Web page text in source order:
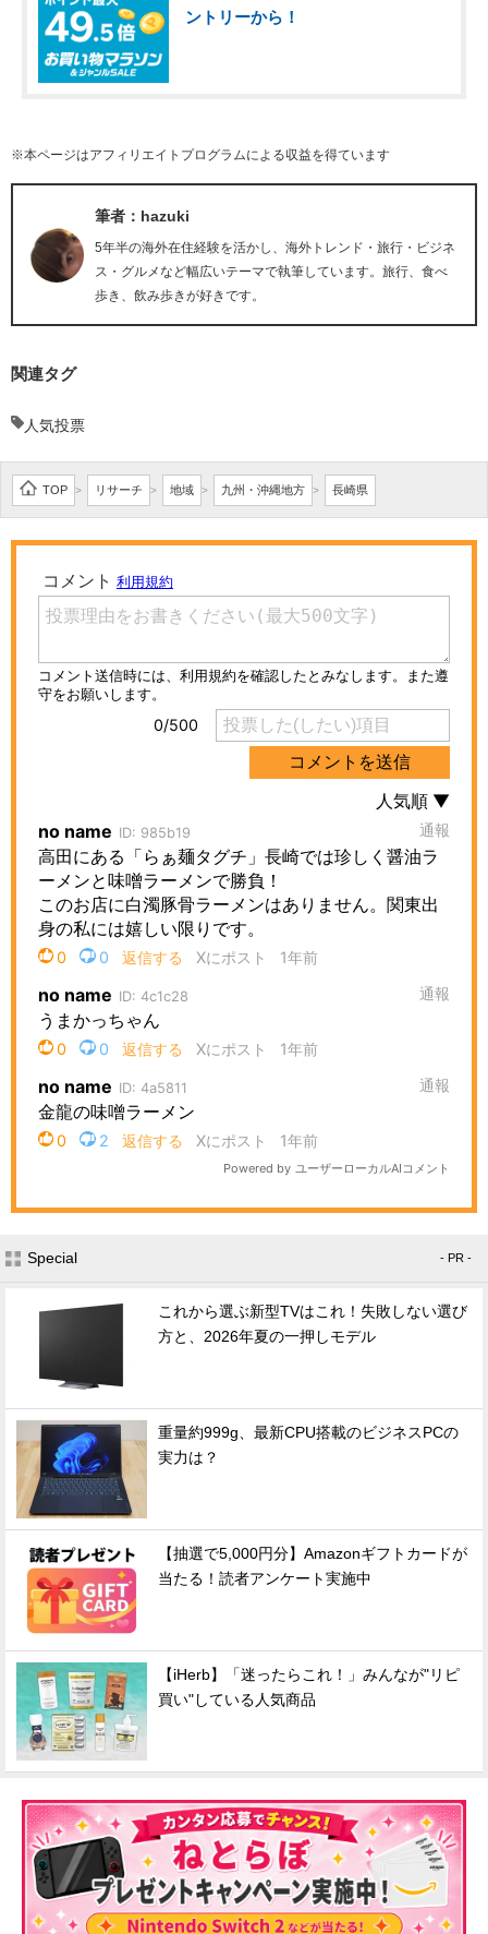
ントリーから！
※本ページはアフィリエイトプログラムによる収益を得ています
筆者：hazuki
5年半の海外在住経験を活かし、海外トレンド・旅行・ビジネ
ス・グルメなど幅広いテーマで執筆しています。旅行、食べ
歩き、飲み歩きが好きです。
関連タグ
人気投票
TOP > リサーチ > 地域 > 九州・沖縄地方 > 長崎県
Special - PR -
これから選ぶ新型TVはこれ！失敗しない選び
方と、2026年夏の一押しモデル
重量約999g、最新CPU搭載のビジネスPCの
実力は？
【抽選で5,000円分】Amazonギフトカードが
当たる！読者アンケート実施中
【iHerb】「迷ったらこれ！」みんなが"リピ
買い"している人気商品